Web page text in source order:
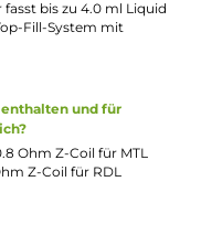
Verdampfer
0.8 Ohm
0.3 Ohm